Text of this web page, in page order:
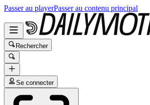
Passer au playerPasser au contenu principal
Rechercher
Se connecter